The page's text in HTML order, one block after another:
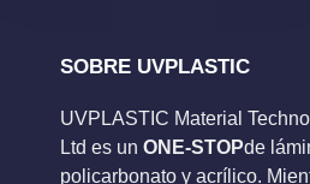
SOBRE UVPLASTIC
UVPLASTIC Material
Ltd es un ONE-STOPde
policarbonato y acrílico.